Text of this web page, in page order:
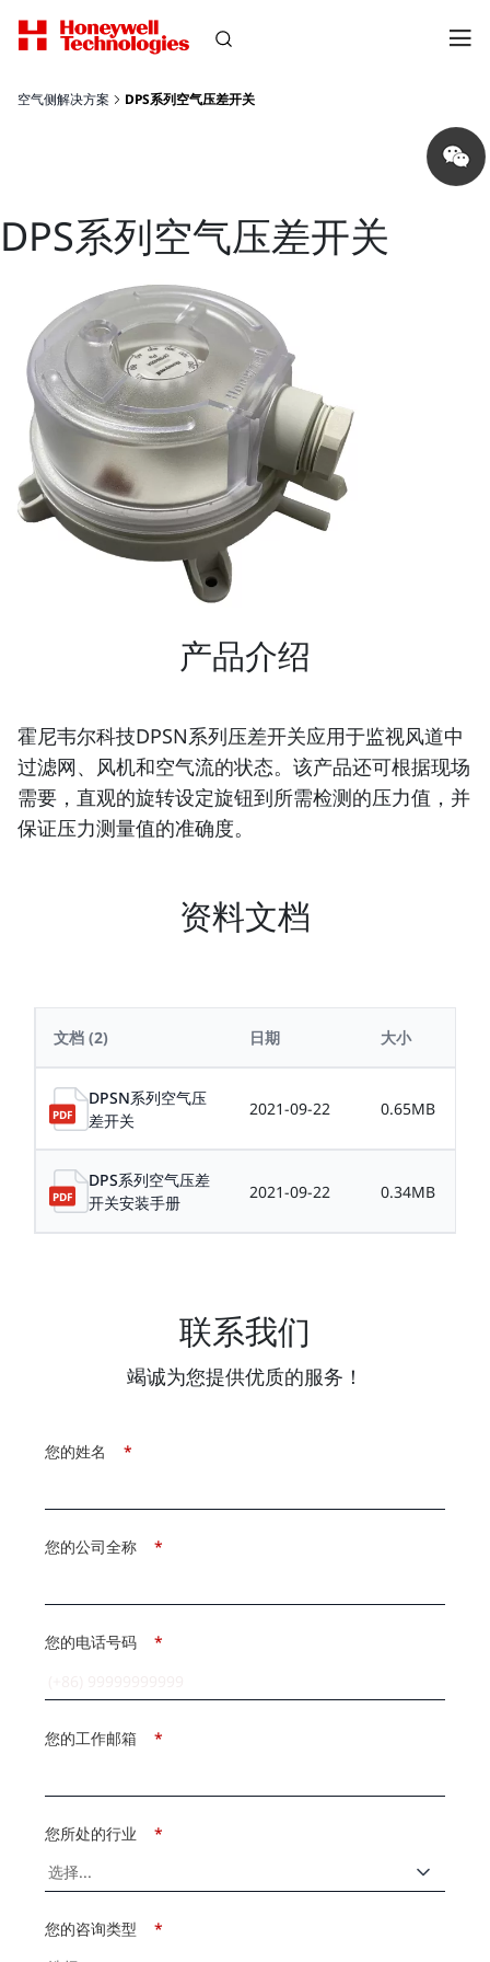
空气侧解决方案 DPS系列空气压差开关
Share
on
wechat
DPS系列空气压差开关
产品介绍
霍尼韦尔科技DPSN系列压差开关应用于监视风道中
过滤网、风机和空气流的状态。该产品还可根据现场
需要，直观的旋转设定旋钮到所需检测的压力值，并
保证压力测量值的准确度。
资料文档
文档 (2) 日期 大小
DPSN系列空气压
差开关
2021-09-22 0.65MB
DPS系列空气压差
开关安装手册
2021-09-22 0.34MB
联系我们
竭诚为您提供优质的服务！
*
您的姓名
*
您的公司全称
*
您的电话号码
*
您的工作邮箱
*
您所处的行业
*
您的咨询类型